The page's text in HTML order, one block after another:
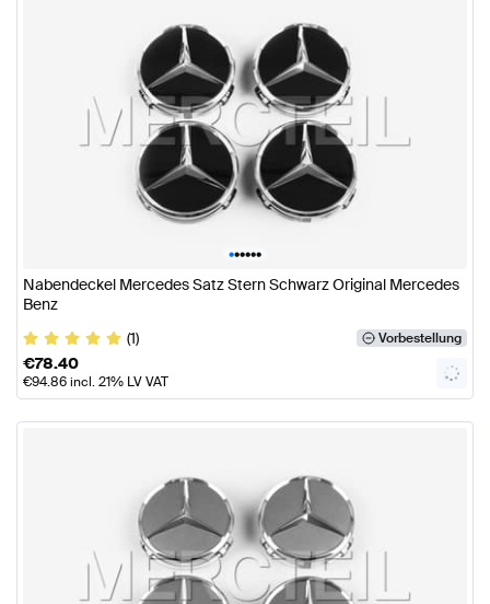
••••••
Nabendeckel Mercedes Satz Stern Schwarz Original Mercedes
Benz
(1)
Vorbestellung
€78.40
€94.86incl. 21% LV VAT